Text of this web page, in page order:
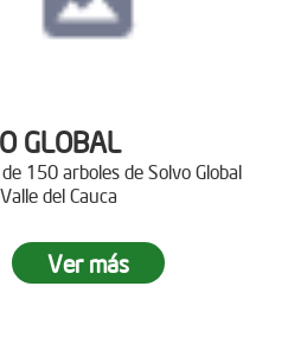
GLOBAL
150 arboles de Solvo Global
del Cauca
Ver más